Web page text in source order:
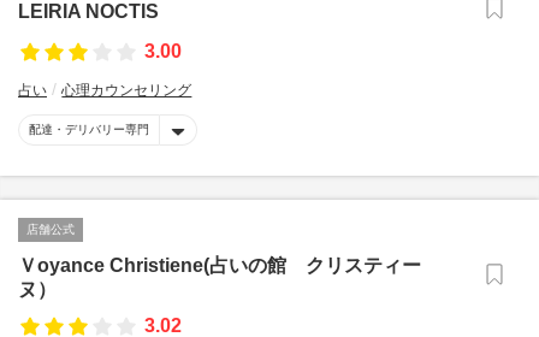
LEIRIA NOCTIS
3.00
占い 心理カウンセリング
配達・デリバリー専門
店舗公式
Ｖoyance Christiene(占いの館 クリスティー
ヌ）
3.02